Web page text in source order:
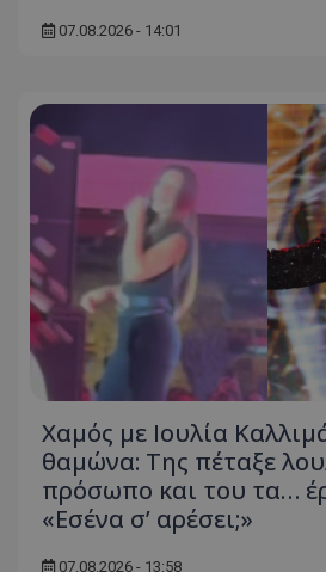
07.08.2026 - 14:01
Χαμός με Ιουλία
θαμώνα: Της πέταξε
πρόσωπο και του τα…
«Εσένα σ’ αρέσει;»
07.08.2026 - 13:58